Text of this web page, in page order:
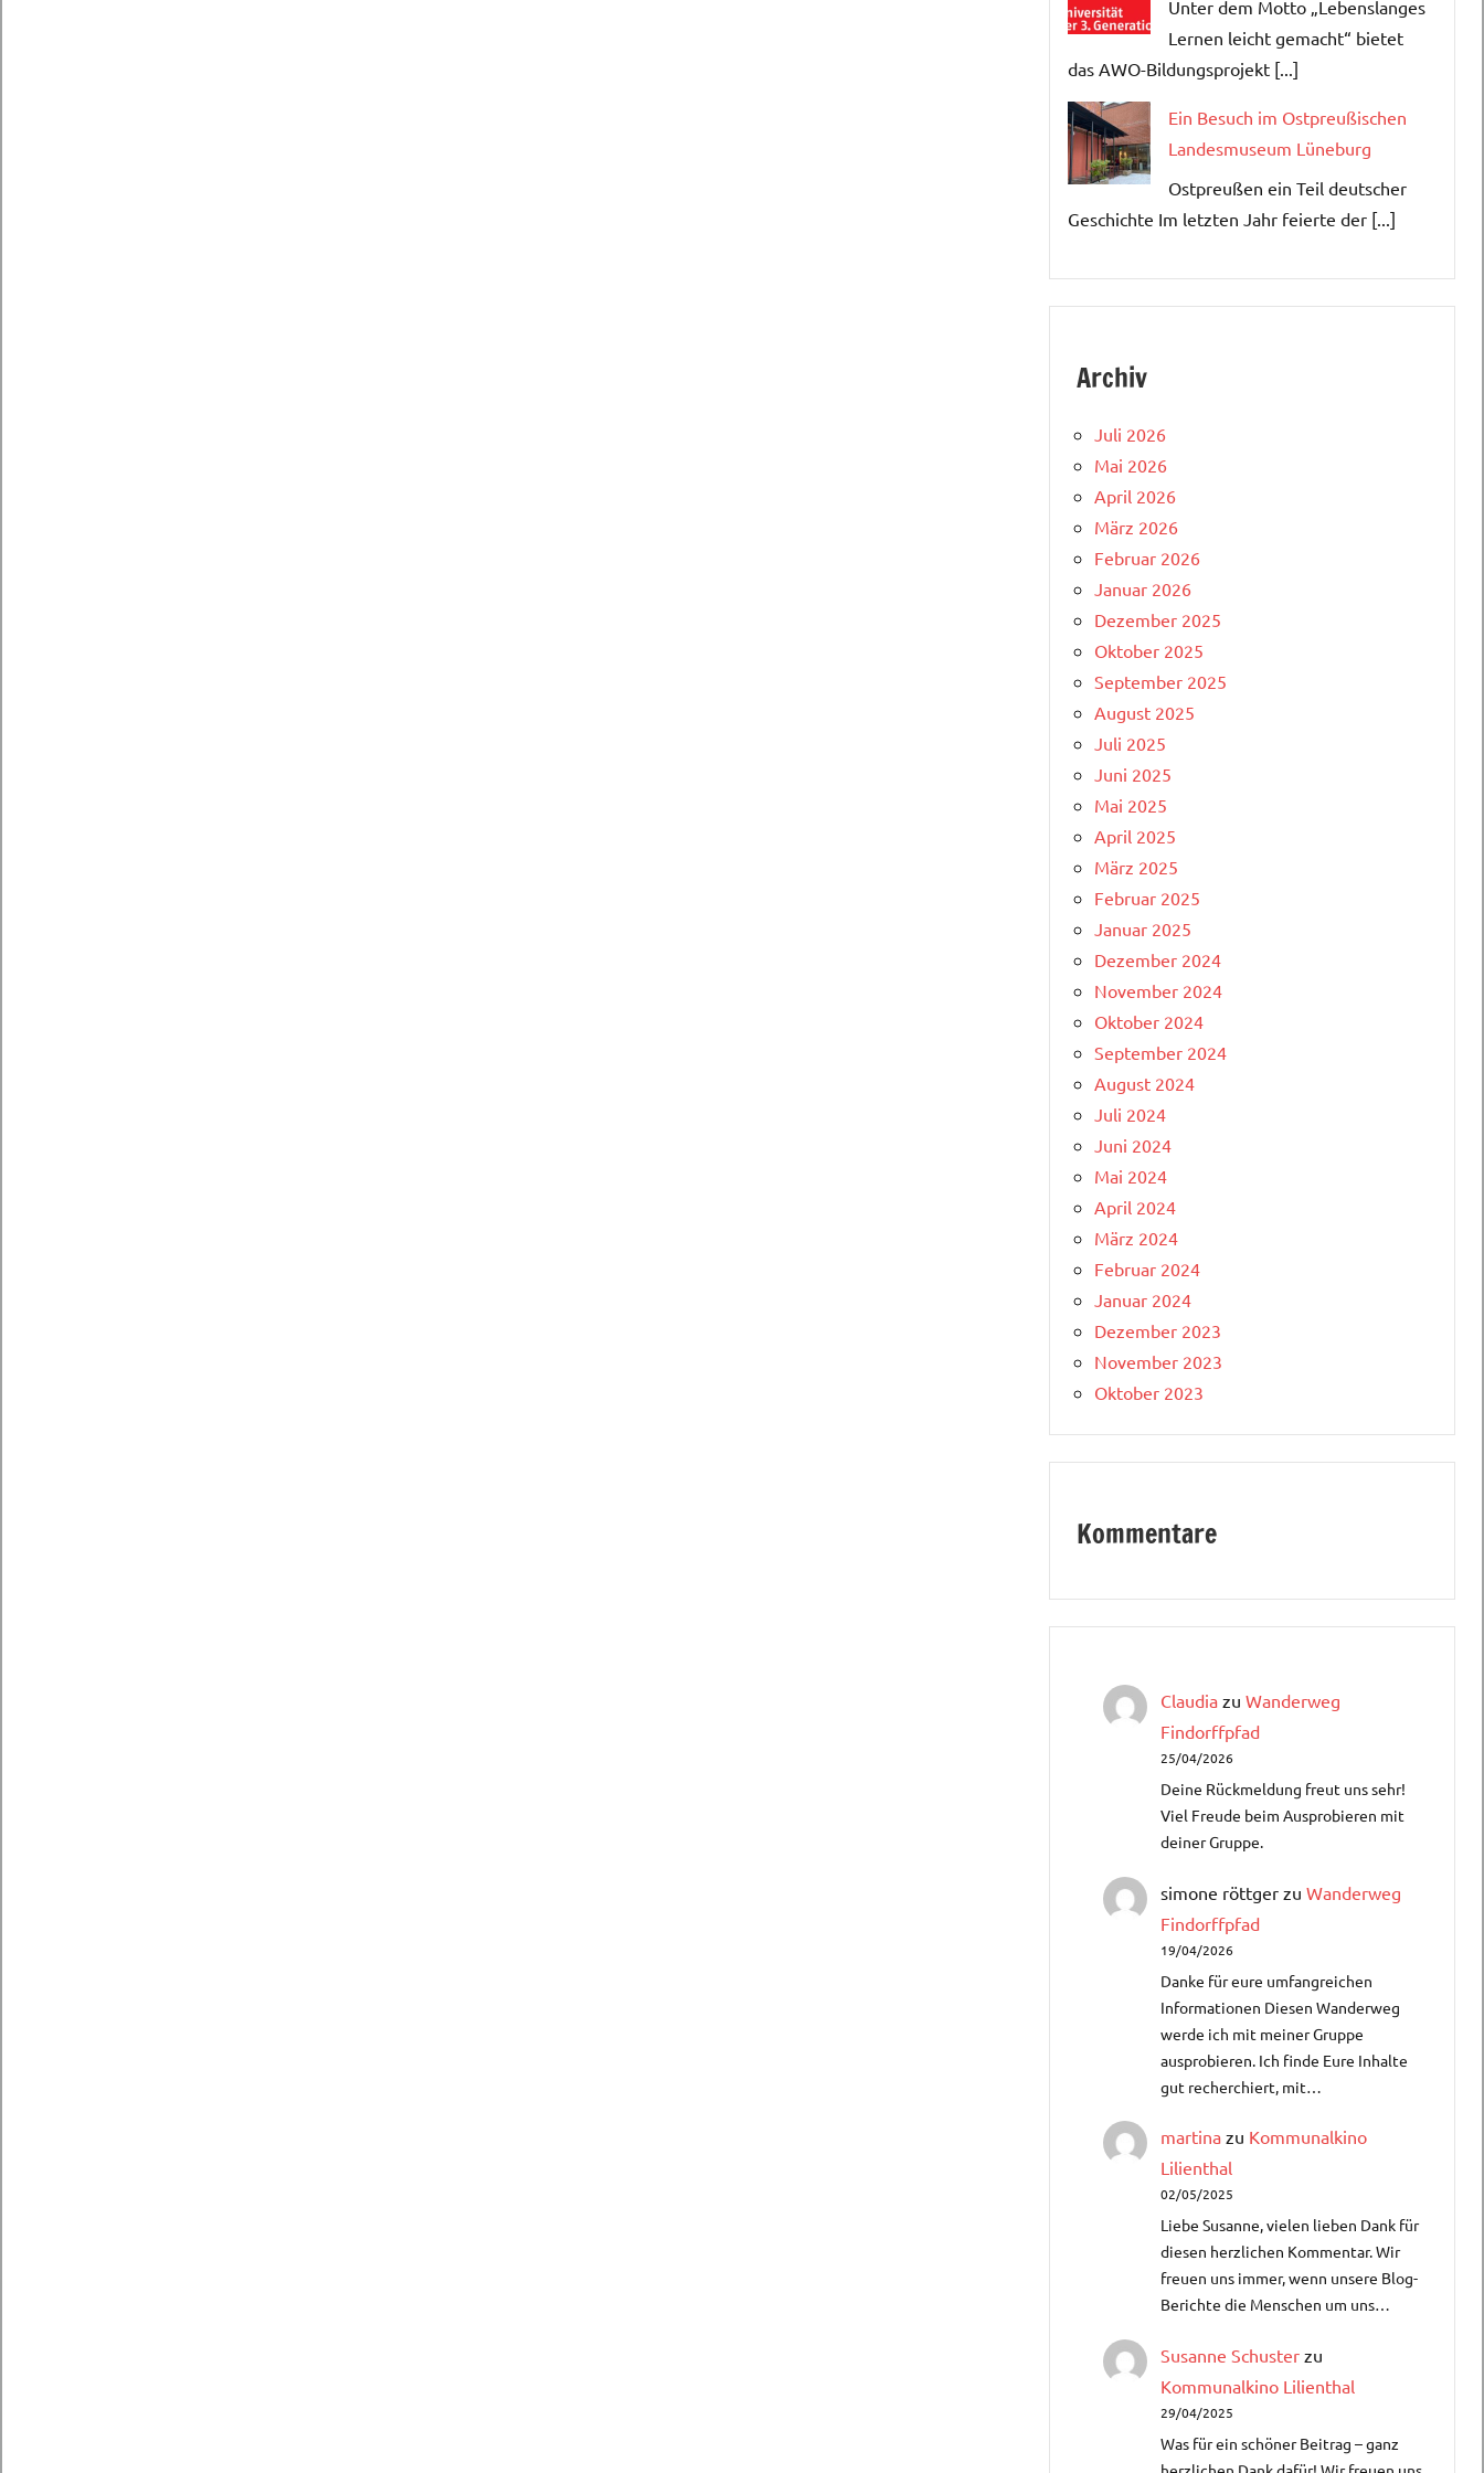
Unter dem Motto „Lebenslanges
Lernen leicht gemacht“ bietet
das AWO-Bildungsprojekt [...]
Ein Besuch im Ostpreußischen
Landesmuseum Lüneburg
Ostpreußen ein Teil deutscher
Geschichte Im letzten Jahr feierte der [...]
Archiv
Juli 2026
Mai 2026
April 2026
März 2026
Februar 2026
Januar 2026
Dezember 2025
Oktober 2025
September 2025
August 2025
Juli 2025
Juni 2025
Mai 2025
April 2025
März 2025
Februar 2025
Januar 2025
Dezember 2024
November 2024
Oktober 2024
September 2024
August 2024
Juli 2024
Juni 2024
Mai 2024
April 2024
März 2024
Februar 2024
Januar 2024
Dezember 2023
November 2023
Oktober 2023
Kommentare
Claudia zu Wanderweg
Findorffpfad
25/04/2026
Deine Rückmeldung freut uns sehr!
Viel Freude beim Ausprobieren mit
deiner Gruppe.
simone röttger zu Wanderweg
Findorffpfad
19/04/2026
Danke für eure umfangreichen
Informationen Diesen Wanderweg
werde ich mit meiner Gruppe
ausprobieren. Ich finde Eure Inhalte
gut recherchiert, mit…
martina zu Kommunalkino
Lilienthal
02/05/2025
Liebe Susanne, vielen lieben Dank für
diesen herzlichen Kommentar. Wir
freuen uns immer, wenn unsere Blog-
Berichte die Menschen um uns…
Susanne Schuster zu
Kommunalkino Lilienthal
29/04/2025
Was für ein schöner Beitrag – ganz